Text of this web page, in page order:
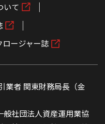
いて
ージャー誌
業者 関東財務局長（金
社団法人資産運用業協